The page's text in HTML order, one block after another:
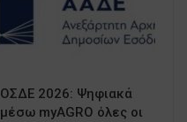
ΟΣΔΕ 2026: Ψηφιακά
μέσω myAGRO όλες οι